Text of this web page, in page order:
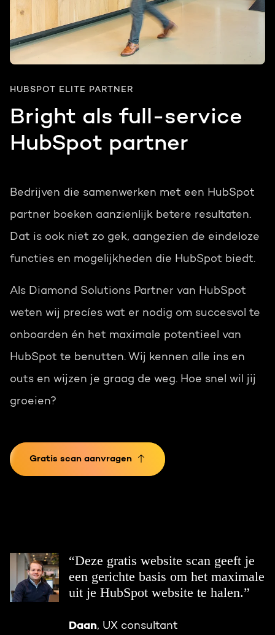
HUBSPOT ELITE PARTNER
Bright als full-service
HubSpot partner
Bedrijven die samenwerken met een HubSpot
partner boeken aanzienlijk betere resultaten.
Dat is ook niet zo gek, aangezien de eindeloze
functies en mogelijkheden die HubSpot biedt.
Als Diamond Solutions Partner van HubSpot
weten wij precíes wat er nodig om succesvol te
onboarden én het maximale potentieel van
HubSpot te benutten. Wij kennen alle ins en
outs en wijzen je graag de weg. Hoe snel wil jij
groeien?
Gratis scan aanvragen
“Deze gratis website scan geeft je
een gerichte basis om het maximale
uit je HubSpot website te halen.”
Daan, UX consultant